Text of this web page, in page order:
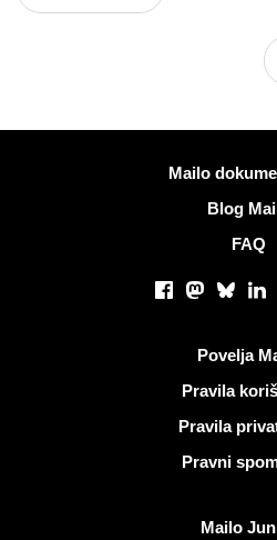
Mailo
Blog
FAQ
Facebook
Mastodon
Bluesky
Povelja
Pravila
Pravila
Pravni
Mailo